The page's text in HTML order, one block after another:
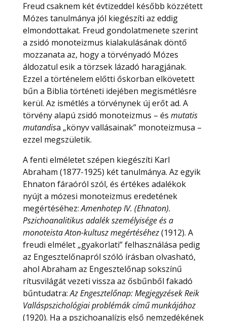
Freud csaknem két évtizeddel később közzétett
Mózes tanulmánya jól kiegészíti az eddig
elmondottakat. Freud gondolatmenete szerint
a zsidó monoteizmus kialakulásának döntő
mozzanata az, hogy a törvényadó Mózes
áldozatul esik a törzsek lázadó haragjának.
Ezzel a történelem előtti őskorban elkövetett
bűn a Biblia történeti idejében megismétlésre
kerül. Az ismétlés a törvénynek új erőt ad. A
törvény alapú zsidó monoteizmus – és mutatis
mutandisa „könyv vallásainak” monoteizmusa –
ezzel megszületik.
A fenti elméletet szépen kiegészíti Karl
Abraham (1877-1925) két tanulmánya. Az egyik
Ehnaton fáraóról szól, és értékes adalékok
nyújt a mózesi monoteizmus eredetének
megértéséhez:Amenhotep IV. (Ehnaton).
Pszichoanalitikus adalék személyisége és a
monoteista Aton-kultusz megértéséhez(1912). A
freudi elmélet „gyakorlati” felhasználása pedig
az Engesztelőnapról szóló írásban olvasható,
ahol Abraham az Engesztelőnap sokszínű
rítusvilágát vezeti vissza az ősbűnből fakadó
bűntudatra:Az Engesztelőnap: Megjegyzések Reik
Valláspszichológiai problémák című munkájához
(1920). Ha a pszichoanalízis első nemzedékének